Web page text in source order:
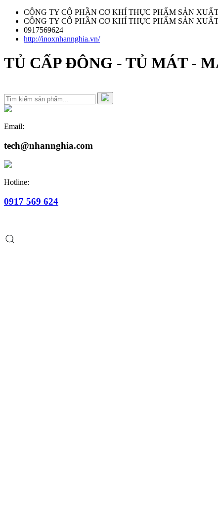
CÔNG TY CỔ PHẦN CƠ KHÍ THỰC PHẨM SẢN
CÔNG TY CỔ PHẦN CƠ KHÍ THỰC PHẨM SẢN
0917569624
http://inoxnhannghia.vn/
TỦ CẤP ĐÔNG - TỦ MÁT -
Email:
tech@nhannghia.com
Hotline:
0917 569 624